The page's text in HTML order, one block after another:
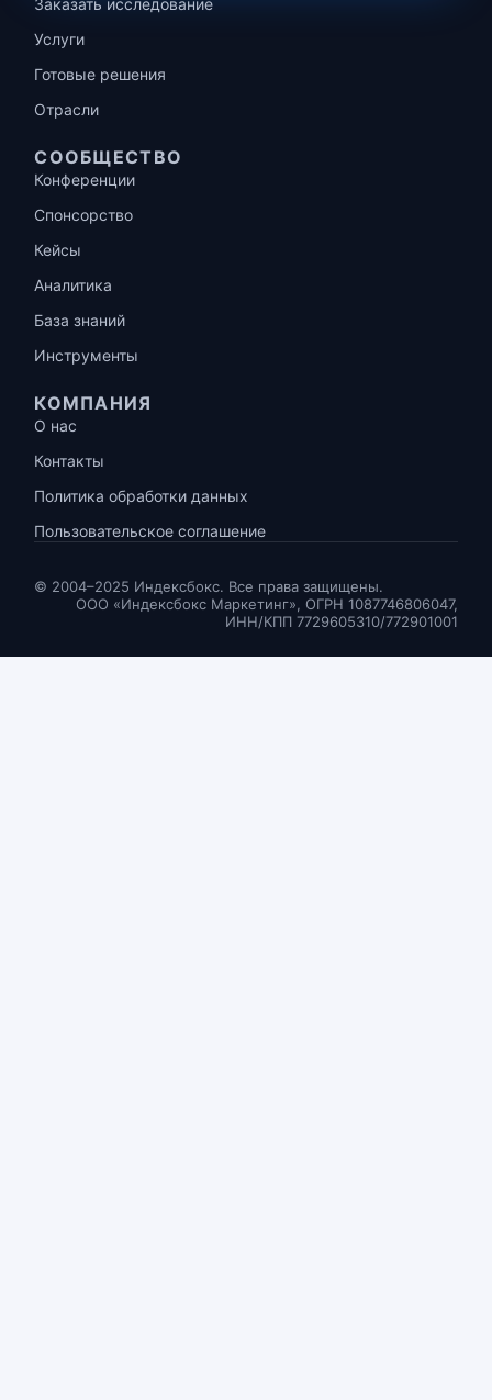
Заказать исследование
Услуги
Готовые решения
Отрасли
СООБЩЕСТВО
Конференции
Спонсорство
Кейсы
Аналитика
База знаний
Инструменты
КОМПАНИЯ
О нас
Контакты
Политика обработки данных
Пользовательское соглашение
© 2004–2025 Индексбокс. Все права защищены.
ООО «Индексбокс Маркетинг», ОГРН 1087746806047,
ИНН/КПП 7729605310/772901001